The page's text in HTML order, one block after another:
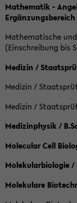
Mathematik -
Mathematische
(Einschreibung bis
Medizin /
Medizin /
Medizin /
Medizinphysik /
Molecular Cell
Molekularbiologie /
Molekulare